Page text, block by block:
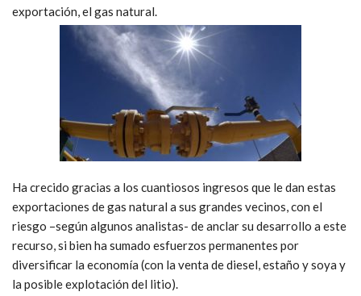
exportación, el gas natural.
Ha crecido gracias a los cuantiosos ingresos que le dan estas
exportaciones de gas natural a sus grandes vecinos, con el
riesgo –según algunos analistas- de anclar su desarrollo a este
recurso, si bien ha sumado esfuerzos permanentes por
diversificar la economía (con la venta de diesel, estaño y soya y
la posible explotación del litio).